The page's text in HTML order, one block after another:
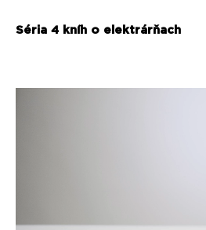
Séria 4 kníh o elektrárňach